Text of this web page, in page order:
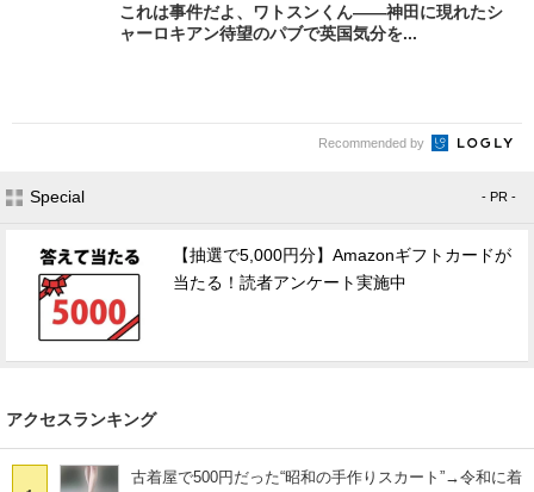
これは事件だよ、ワトスンくん――神田に現れたシ
ャーロキアン待望のパブで英国気分を...
Recommended by
Special - PR -
【抽選で5,000円分】Amazonギフトカードが
当たる！読者アンケート実施中
アクセスランキング
古着屋で500円だった“昭和の手作りスカート”→令和に着